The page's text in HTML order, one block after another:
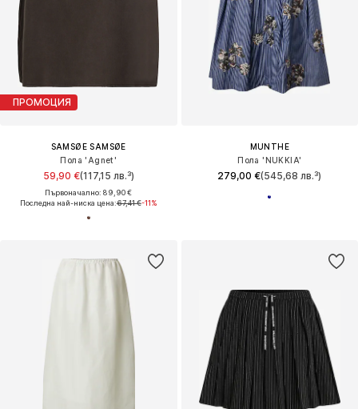
ПРОМОЦИЯ
SAMSØE SAMSØE
Пола 'Agnet'
59,90 €(117,15 лв.³)
Първоначално: 89,90 €
Последна най-ниска цена:67,41 €-11%
MUNTHE
Пола 'NUKKIA'
279,00 €(545,68 лв.³)